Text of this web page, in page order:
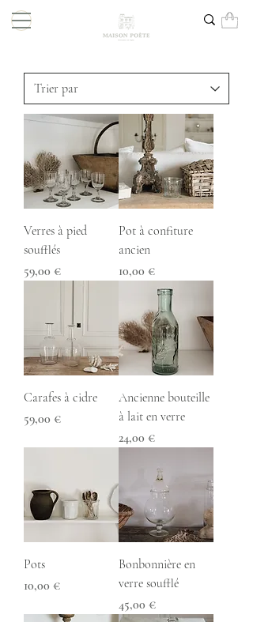
Verres à pied
soufflés
Prix
59,00 €
Pot à confiture
ancien
Prix
10,00 €
Carafes à cidre
Prix
59,00 €
Ancienne bouteille
à lait en verre
Prix
24,00 €
Pots
Prix
10,00 €
Bonbonnière en
verre soufflé
Prix
45,00 €